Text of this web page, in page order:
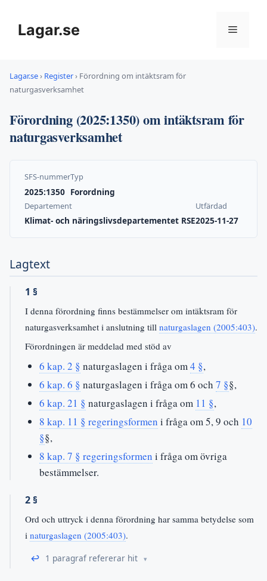
innehållLagar.se Meny
Lagar.se› Register› Förordning om intäktsram för
naturgasverksamhet
Förordning (2025:1350) om intäktsram för
naturgasverksamhet
SFS-nummer
2025:1350
Typ
Forordning
Departement
Klimat- och näringslivsdepartementet RSE
Utfärdad
2025-11-27
Lagtext
1 §
I denna förordning finns bestämmelser om intäktsram för
naturgasverksamhet i anslutning till naturgaslagen (2005:403).
Förordningen är meddelad med stöd av
6 kap. 2 § naturgaslagen i fråga om4 §,
6 kap. 6 § naturgaslagen i fråga om 6 och 7 §§,
6 kap. 21 § naturgaslagen i fråga om 11 §,
8 kap. 11 § regeringsformen i fråga om 5, 9 och 10
§§,
8 kap. 7 § regeringsformen i fråga om övriga
bestämmelser.
2 §
Ord och uttryck i denna förordning har samma betydelse som
i naturgaslagen (2005:403).
↩ 1 paragraf refererar hit